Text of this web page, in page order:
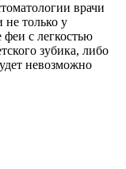
врачи
не только у
с легкостью
зубика, либо
невозможно